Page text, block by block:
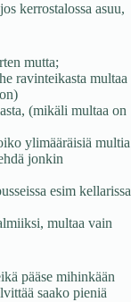
kerrostalossa asuu,
mutta;
ravinteikasta multaa
(mikäli multaa on
ylimääräisiä multia
jonkin
esim kellarissa
multaa vain
pääse mihinkään
saako pieniä